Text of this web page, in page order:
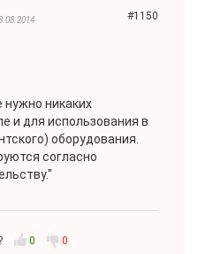
#1150
нужно никаких
и для использования в
оборудования.
согласно
0 0